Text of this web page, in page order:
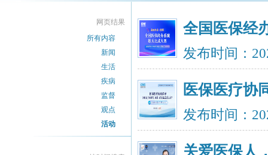
网页结果
所有内容
新闻
生活
疾病
监督
观点
活动
全国医保经
发布时间：
医保医疗协
发布时间：
关爱医保人